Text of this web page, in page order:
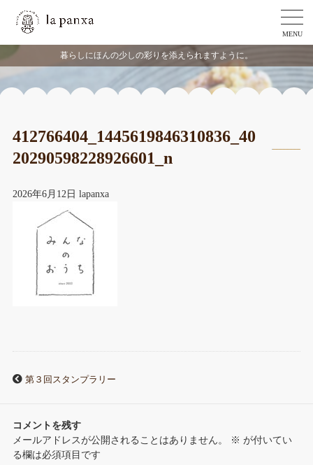
MENU
暮らしにほんの少しの彩りを添えられますように。
412766404_1445619846310836_40
20290598228926601_n
2026年6月12日 lapanxa
第３回スタンプラリー
コメントを残す
メールアドレスが公開されることはありません。
※ が付いてい
る欄は必須項目です